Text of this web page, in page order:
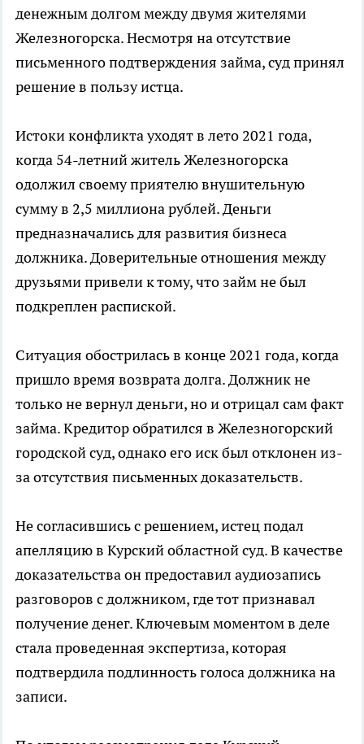
денежным долгом между двумя жителями
Железногорска. Несмотря на отсутствие
письменного подтверждения займа, суд принял
решение в пользу истца.
Истоки конфликта уходят в лето 2021 года,
когда 54-летний житель Железногорска
одолжил своему приятелю внушительную
сумму в 2,5 миллиона рублей. Деньги
предназначались для развития бизнеса
должника. Доверительные отношения между
друзьями привели к тому, что займ не был
подкреплен распиской.
Ситуация обострилась в конце 2021 года, когда
пришло время возврата долга. Должник не
только не вернул деньги, но и отрицал сам факт
займа. Кредитор обратился в Железногорский
городской суд, однако его иск был отклонен из-
за отсутствия письменных доказательств.
Не согласившись с решением, истец подал
апелляцию в Курский областной суд. В качестве
доказательства он предоставил аудиозапись
разговоров с должником, где тот признавал
получение денег. Ключевым моментом в деле
стала проведенная экспертиза, которая
подтвердила подлинность голоса должника на
записи.